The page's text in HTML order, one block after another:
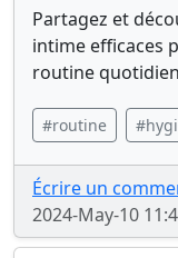
Partagez et
intime efficaces
routine
#routine
Écrire un
2024-May-10